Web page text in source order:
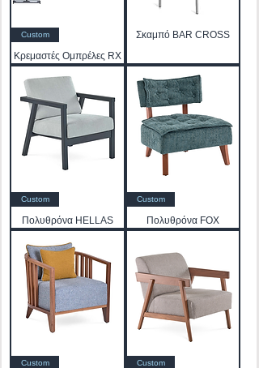
Custom
Κρεμαστές Ομπρέλες RX
Σκαμπό BAR CROSS
Custom
Πολυθρόνα HELLAS
Custom
Πολυθρόνα FOX
Custom Custom